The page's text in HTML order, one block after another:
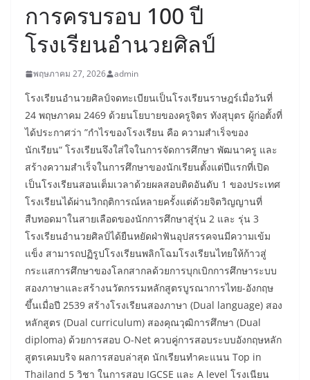
การครบรอบ 100 ปี
โรงเรียนอำนวยศิลป์
พฤษภาคม 27, 2026 admin
โรงเรียนอำนวยศิลป์จดทะเบียนเป็นโรงเรียนราษฎร์เมื่อวันที่
24 พฤษภาคม 2469 ด้วยนโยบายของครูจิตร ทังสุบุตร ผู้ก่อตั้งที่
ได้ประกาศว่า ”กำไรของโรงเรียน คือ ความสำเร็จของ
นักเรียน“ โรงเรียนจึงใส่ใจในการจัดการศึกษา พัฒนาครู และ
สร้างความสำเร็จในการศึกษาของนักเรียนตั้งแต่ปีแรกที่เปิด
เป็นโรงเรียนสอนเต็มเวลาด้วยผลสอบติดอันดับ 1 ของประเทศ
โรงเรียนได้ผ่านวิกฤติการณ์หลายครั้งแต่ด้วยจิตวิญญานที่
สืบทอดมาในสายเลือดของนักการศึกษาสู่รุ่น 2 และ รุ่น 3
โรงเรียนอำนวยศิลป์ได้ยืนหยัดฝ่าฟันอุปสรรคจนมีความเข้ม
แข็ง สามารถปฏิรูปโรงเรียนพลิกโฉมโรงเรียนไทยให้ก้าวสู่
กระแสการศึกษาของโลกสากลด้วยการบุกเบิกการศึกษาระบบ
สองภาษาและสร้างนวัตกรรมหลักสูตรบูรณาการไทย-อังกฤษ
ขึ้นเมื่อปี 2539 สร้างโรงเรียนสองภาษา (Dual language) สอง
หลักสูตร (Dual curriculum) สองคุณวุฒิการศึกษา (Dual
diploma) ด้วยการสอบ O-Net ควบคู่การสอบระบบอังกฤษหลัก
สูตรเคมบริจ ผลการสอบล่าสุด นักเรียนทำคะแนน Top in
Thailand 5 วิชา ในการสอบ IGCSE และ A level โรงเนียน